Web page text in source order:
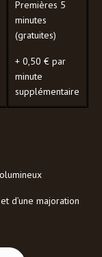
Premières 5
minutes
(gratuites)
+ 0,50 € par
minute
supplémentaire
d’une majoration